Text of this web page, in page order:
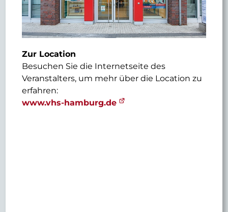
Zur Location
Besuchen Sie die Internetseite des
Veranstalters, um mehr über die Location zu
erfahren:
www.vhs-hamburg.de